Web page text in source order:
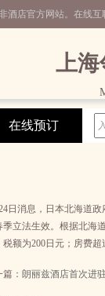
酒店官方网站。在线
上海
在线预订
日消息，日本北海道
季立法生效。根据北海
税额为200日元；房费
： 朗丽兹酒店首次进